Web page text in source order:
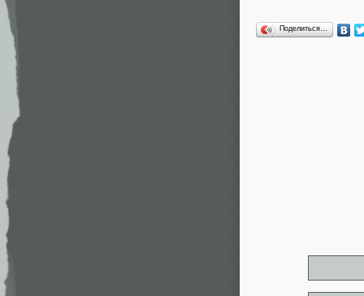
Поделиться…